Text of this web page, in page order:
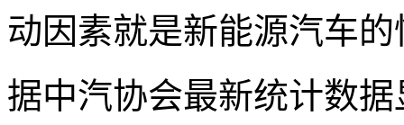
动因素就是新能源汽车
据中汽协会最新统计数